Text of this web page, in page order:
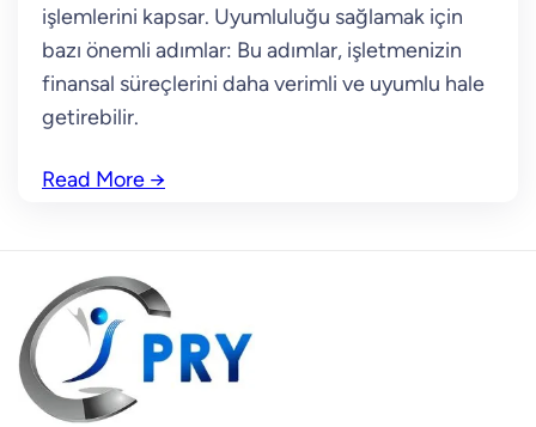
işlemlerini kapsar. Uyumluluğu sağlamak için
bazı önemli adımlar: Bu adımlar, işletmenizin
finansal süreçlerini daha verimli ve uyumlu hale
getirebilir.
Read More →